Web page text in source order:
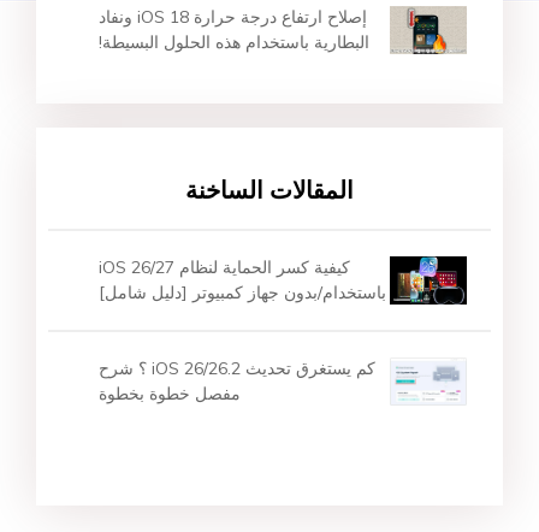
إصلاح ارتفاع درجة حرارة iOS 18 ونفاد
البطارية باستخدام هذه الحلول البسيطة!
المقالات الساخنة
كيفية كسر الحماية لنظام iOS 26/27
باستخدام/بدون جهاز كمبيوتر [دليل شامل]
كم يستغرق تحديث iOS 26/26.2 ؟ شرح
مفصل خطوة بخطوة